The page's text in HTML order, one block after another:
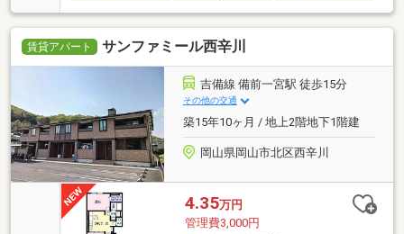
賃貸アパート サンファミール西辛川
吉備線 備前一宮駅 徒歩15分
その他の交通
築15年10ヶ月 / 地上2階地下1階建
岡山県岡山市北区西辛川
4.35万円
管理費3,000円